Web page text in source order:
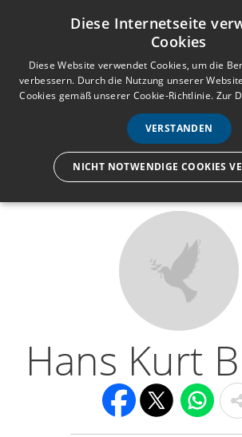
Anmelden
Wir lassen nur die Hand los,
Hans Kurt
Diese Internetseite
Cookies
Diese Website verwendet Cookies, um die
verbessern. Durch die Nutzung unserer
Cookies gemäß unserer Cookie-Richtlinie. Zur
VERSTANDEN
NICHT NOTWENDIGE COOKIES